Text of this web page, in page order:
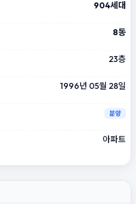
904세대
8동
23층
1996년 05월 28일
분양
아파트